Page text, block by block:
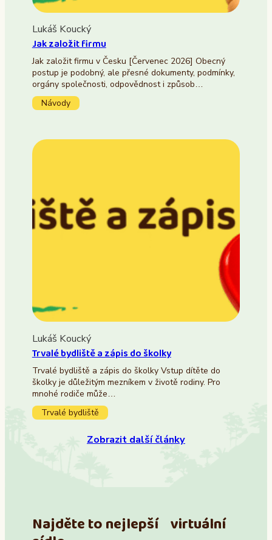
Lukáš Koucký
Jak založit firmu
Jak založit firmu v Česku [Červenec 2026] Obecný
postup je podobný, ale přesné dokumenty, podmínky,
orgány společnosti, odpovědnost i způsob…
Návody
Lukáš Koucký
Trvalé bydliště a zápis do školky
Trvalé bydliště a zápis do školky Vstup dítěte do
školky je důležitým mezníkem v životě rodiny. Pro
mnohé rodiče může…
Trvalé bydliště
Zobrazit další články
Najděte to nejlepší virtuální